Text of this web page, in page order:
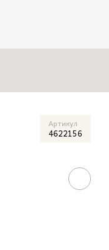
Артикул
4622156